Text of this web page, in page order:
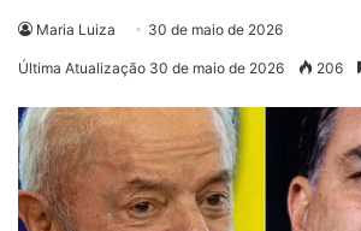
Maria Luiza 30 de maio de 2026
Última Atualização 30 de maio de 2026 206